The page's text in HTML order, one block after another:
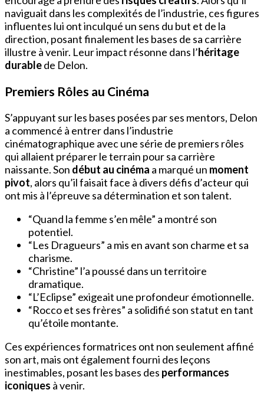
naviguait dans les complexités de l’industrie, ces figures
influentes lui ont inculqué un sens du but et de la
direction, posant finalement les bases de sa carrière
illustre à venir. Leur impact résonne dans l’héritage
durablede Delon.
Premiers Rôles au Cinéma
S’appuyant sur les bases posées par ses mentors, Delon
a commencé à entrer dans l’industrie
cinématographique avec une série de premiers rôles
qui allaient préparer le terrain pour sa carrière
naissante. Son début au cinéma a marqué un moment
pivot, alors qu’il faisait face à divers défis d’acteur qui
ont mis à l’épreuve sa détermination et son talent.
“Quand la femme s’en mêle” a montré son
potentiel.
“Les Dragueurs” a mis en avant son charme et sa
charisme.
“Christine” l’a poussé dans un territoire
dramatique.
“L’Eclipse” exigeait une profondeur émotionnelle.
“Rocco et ses frères” a solidifié son statut en tant
qu’étoile montante.
Ces expériences formatrices ont non seulement affiné
son art, mais ont également fourni des leçons
inestimables, posant les bases des performances
iconiques à venir.